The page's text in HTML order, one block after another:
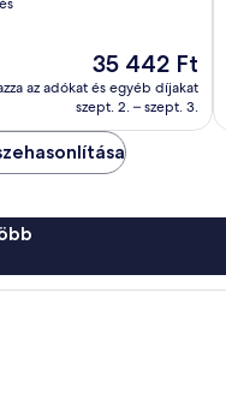
Az
ár
35 442 Ft
35 442 Ft
az adókat és egyéb díjakat
szept. 2. – szept. 3.